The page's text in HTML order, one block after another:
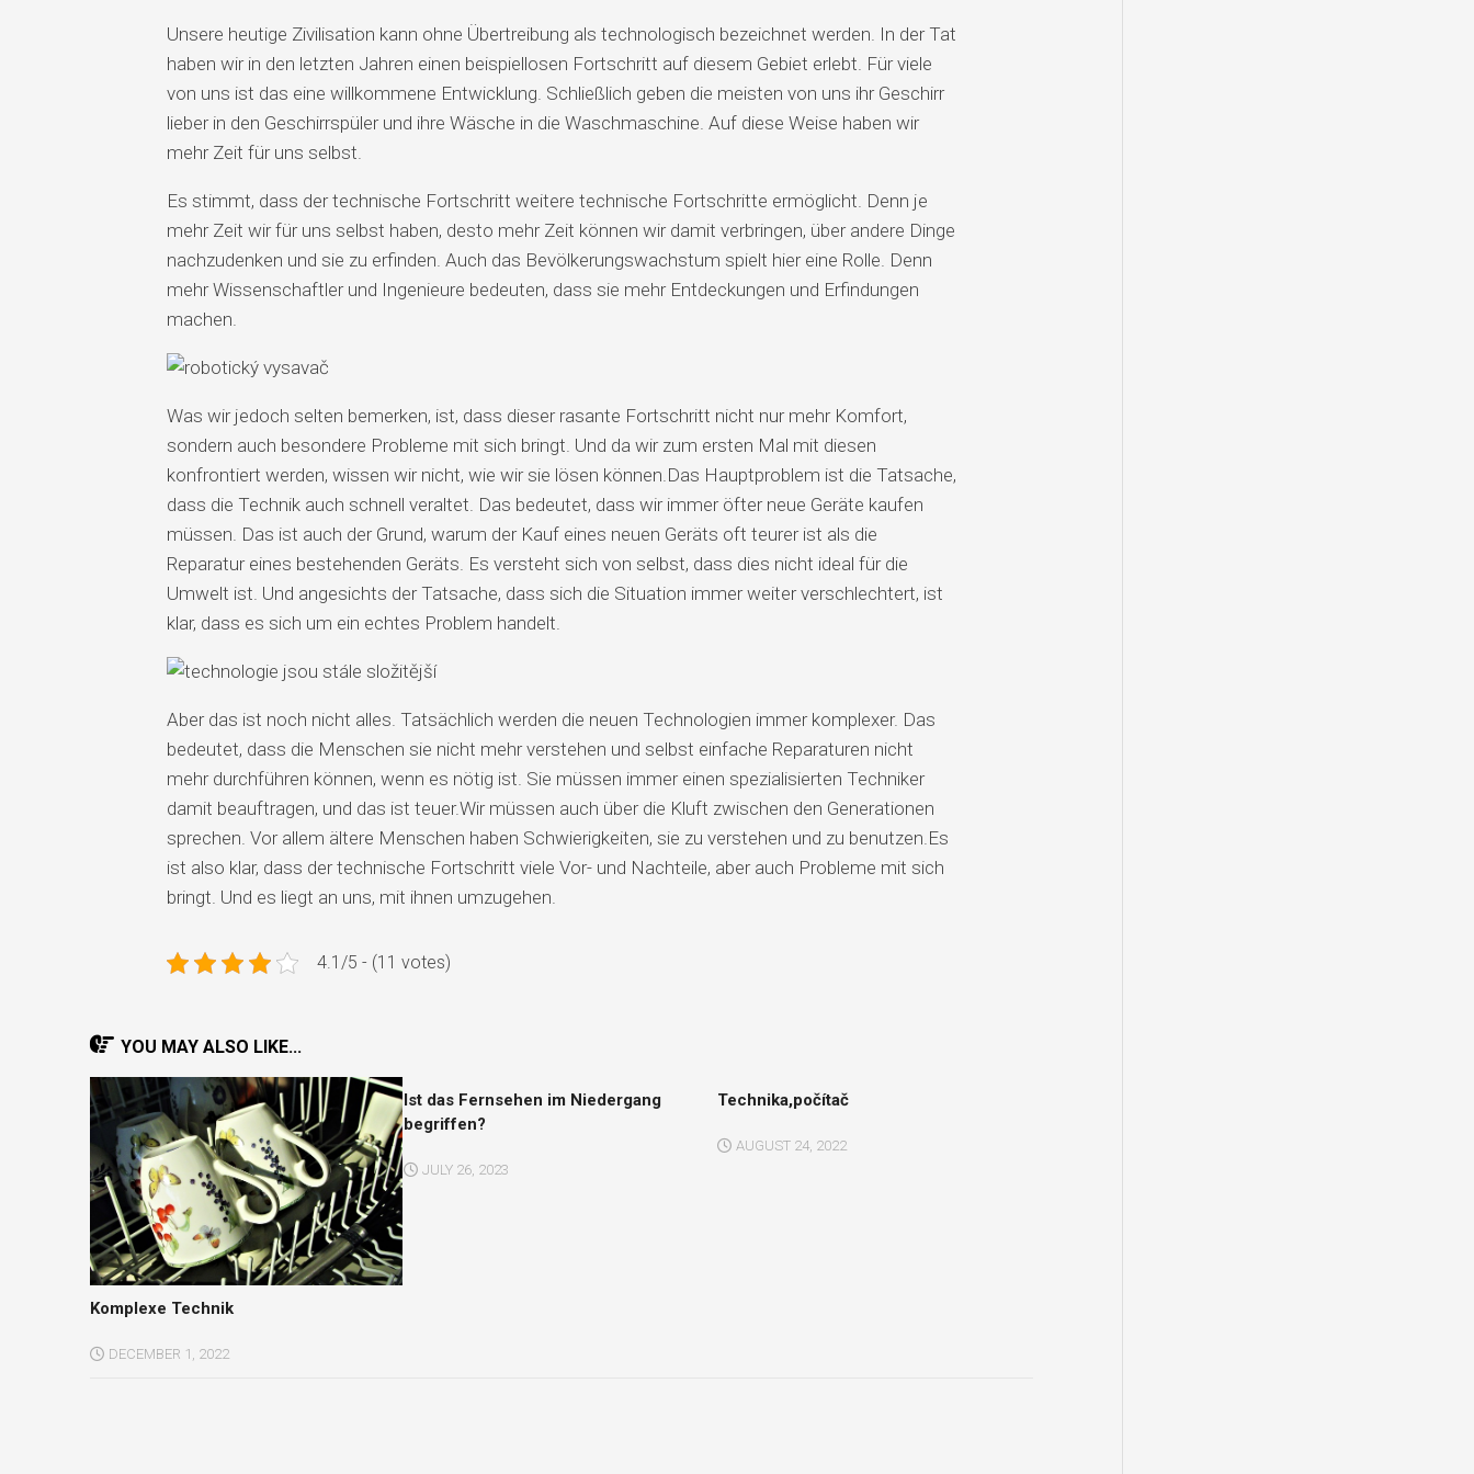
Unsere heutige Zivilisation kann ohne Übertreibung als technologisch bezeichnet werden. In der Tat
haben wir in den letzten Jahren einen beispiellosen Fortschritt auf diesem Gebiet erlebt. Für viele
von uns ist das eine willkommene Entwicklung. Schließlich geben die meisten von uns ihr Geschirr
lieber in den Geschirrspüler und ihre Wäsche in die Waschmaschine. Auf diese Weise haben wir
mehr Zeit für uns selbst.
Es stimmt, dass der technische Fortschritt weitere technische Fortschritte ermöglicht. Denn je
mehr Zeit wir für uns selbst haben, desto mehr Zeit können wir damit verbringen, über andere Dinge
nachzudenken und sie zu erfinden. Auch das Bevölkerungswachstum spielt hier eine Rolle. Denn
mehr Wissenschaftler und Ingenieure bedeuten, dass sie mehr Entdeckungen und Erfindungen
machen.
Was wir jedoch selten bemerken, ist, dass dieser rasante Fortschritt nicht nur mehr Komfort,
sondern auch besondere Probleme mit sich bringt. Und da wir zum ersten Mal mit diesen
konfrontiert werden, wissen wir nicht, wie wir sie lösen können.Das Hauptproblem ist die Tatsache,
dass die Technik auch schnell veraltet. Das bedeutet, dass wir immer öfter neue Geräte kaufen
müssen. Das ist auch der Grund, warum der Kauf eines neuen Geräts oft teurer ist als die
Reparatur eines bestehenden Geräts. Es versteht sich von selbst, dass dies nicht ideal für die
Umwelt ist. Und angesichts der Tatsache, dass sich die Situation immer weiter verschlechtert, ist
klar, dass es sich um ein echtes Problem handelt.
Aber das ist noch nicht alles. Tatsächlich werden die neuen Technologien immer komplexer. Das
bedeutet, dass die Menschen sie nicht mehr verstehen und selbst einfache Reparaturen nicht
mehr durchführen können, wenn es nötig ist. Sie müssen immer einen spezialisierten Techniker
damit beauftragen, und das ist teuer.Wir müssen auch über die Kluft zwischen den Generationen
sprechen. Vor allem ältere Menschen haben Schwierigkeiten, sie zu verstehen und zu benutzen.Es
ist also klar, dass der technische Fortschritt viele Vor- und Nachteile, aber auch Probleme mit sich
bringt. Und es liegt an uns, mit ihnen umzugehen.
4.1/5 - (11 votes)
YOU MAY ALSO LIKE...
Komplexe Technik
DECEMBER 1, 2022
Ist das Fernsehen im Niedergang
begriffen?
JULY 26, 2023
Technika,počítač
AUGUST 24, 2022